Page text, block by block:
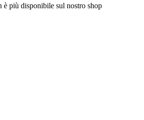
è più disponibile sul nostro shop